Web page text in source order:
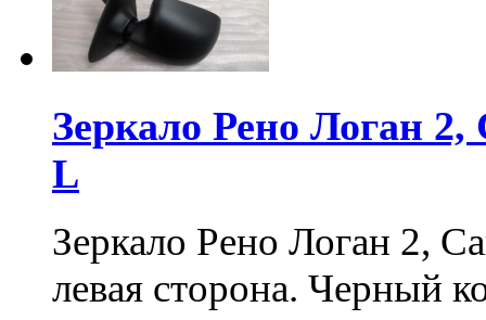
Зеркало Рено Логан 2,
L
Зеркало Рено Логан 2,
левая сторона. Черный